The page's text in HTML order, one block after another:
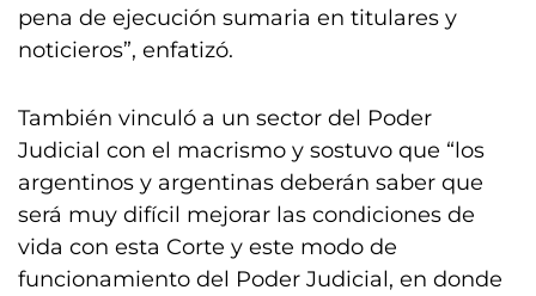
pena de ejecución sumaria en titulares y
noticieros”, enfatizó.
También vinculó a un sector del Poder
Judicial con el macrismo y sostuvo que “los
argentinos y argentinas deberán saber que
será muy difícil mejorar las condiciones de
vida con esta Corte y este modo de
funcionamiento del Poder Judicial, en donde